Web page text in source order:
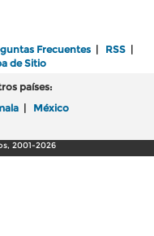
Frecuentes RSS
de Sitio
países:
México
2001-2026